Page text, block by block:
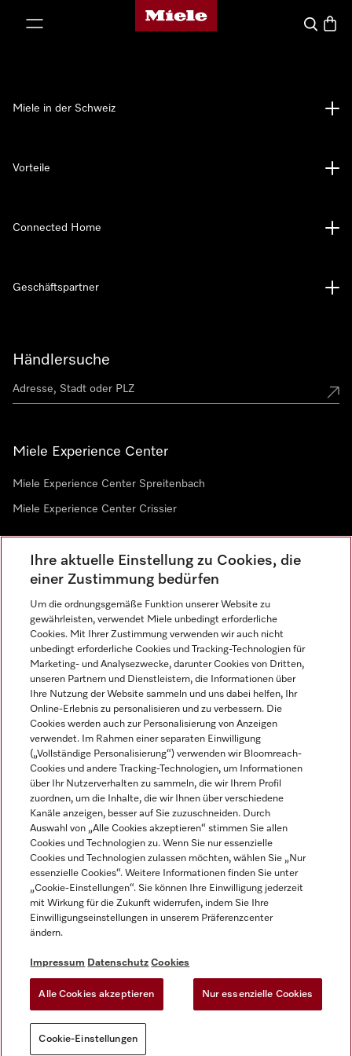
Miele-Homepage
Suche
Händlersuche
Miele Experience Center
Miele Experience Center Spreitenbach
Miele Experience Center Crissier
Newsletter
Sprache
DEUTSCH
Miele in der Schweiz
Vorteile
Connected Home
Geschäftspartner
Impressum
Datenschutz
Cookie-Einstellungen
Miele auf YoutubeMiele auf Instagram
Miele auf Facebook
Miele auf LinkedInMiele auf LinkedIn
Ihre aktuelle Einstellung zu Cookies, die
einer Zustimmung bedürfen
Um die ordnungsgemäße Funktion unserer Website zu
gewährleisten, verwendet Miele unbedingt erforderliche
Cookies. Mit Ihrer Zustimmung verwenden wir auch nicht
unbedingt erforderliche Cookies und Tracking-Technologien für
Marketing- und Analysezwecke, darunter Cookies von Dritten,
unseren Partnern und Dienstleistern, die Informationen über
Ihre Nutzung der Website sammeln und uns dabei helfen, Ihr
Online-Erlebnis zu personalisieren und zu verbessern. Die
Cookies werden auch zur Personalisierung von Anzeigen
verwendet. Im Rahmen einer separaten Einwilligung
(„Vollständige Personalisierung“) verwenden wir Bloomreach-
Cookies und andere Tracking-Technologien, um Informationen
über Ihr Nutzerverhalten zu sammeln, die wir Ihrem Profil
zuordnen, um die Inhalte, die wir Ihnen über verschiedene
Kanäle anzeigen, besser auf Sie zuzuschneiden. Durch
Auswahl von „Alle Cookies akzeptieren“ stimmen Sie allen
Cookies und Technologien zu. Wenn Sie nur essenzielle
Cookies und Technologien zulassen möchten, wählen Sie „Nur
essenzielle Cookies“. Weitere Informationen finden Sie unter
„Cookie-Einstellungen“. Sie können Ihre Einwilligung jederzeit
mit Wirkung für die Zukunft widerrufen, indem Sie Ihre
Einwilligungseinstellungen in unserem Präferenzcenter
ändern.
Impressum Datenschutz Cookies
Alle Cookies akzeptieren Nur essenzielle Cookies
Cookie-Einstellungen